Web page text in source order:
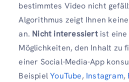
bestimmtes Video nicht
Algorithmus zeigt Ihnen
an. Nicht interessiertist eine
Möglichkeiten, den Inhalt zu
einer Social-Media-App
BeispielYouTube, Instagram,